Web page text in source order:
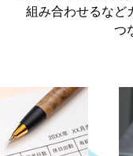
組み合わせるなど
つ